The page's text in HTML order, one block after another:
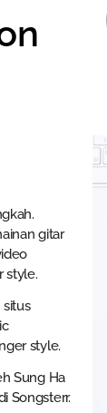
gitar
style.
style.
Sung Ha
Songsterr.